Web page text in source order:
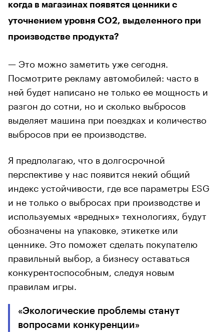
когда в магазинах появятся ценники с
уточнением уровня CO2, выделенного при
производстве продукта?
— Это можно заметить уже сегодня.
Посмотрите рекламу автомобилей: часто в
ней будет написано не только ее мощность и
разгон до сотни, но и сколько выбросов
выделяет машина при поездках и количество
выбросов при ее производстве.
Я предполагаю, что в долгосрочной
перспективе у нас появится некий общий
индекс устойчивости, где все параметры ESG
и не только о выбросах при производстве и
используемых «вредных» технологиях, будут
обозначены на упаковке, этикетке или
ценнике. Это поможет сделать покупателю
правильный выбор, а бизнесу оставаться
конкурентоспособным, следуя новым
правилам игры.
«Экологические проблемы станут
вопросами конкуренции»